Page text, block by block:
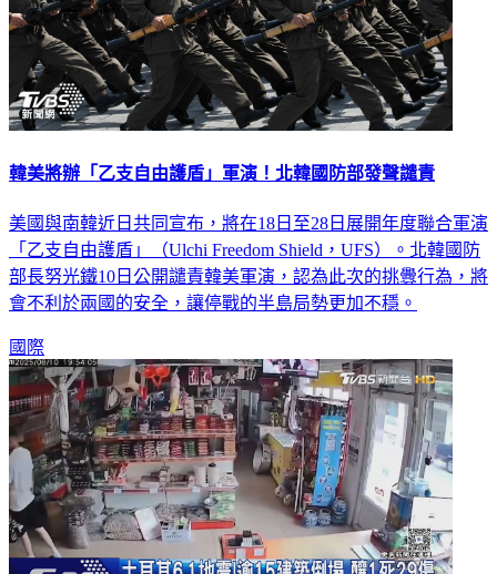
韓美將辦「乙支自由護盾」軍演！北韓國防部發聲譴責
美國與南韓近日共同宣布，將在18日至28日展開年度聯合軍演
「乙支自由護盾」（Ulchi Freedom Shield，UFS）。北韓國防
部長努光鐵10日公開譴責韓美軍演，認為此次的挑釁行為，將
會不利於兩國的安全，讓停戰的半島局勢更加不穩。
國際